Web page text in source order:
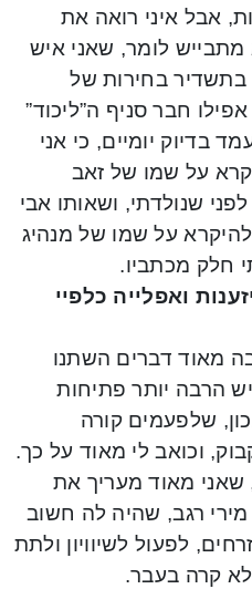
אבל איני רואה את
מתבייש לומר, שאני איש
בתשדיר בחירות של
92′. הייתי אפילו חבר סניף ה”ליכוד”
בדיוק יומיים, כי אני
על שמו של זאב
שנולדתי, ושאותו אבי
על שמו של מנהיג
חלק מכתביו.
ואפלייה כלפיי
מאוד דברים השתנו
הרבה יותר פתיחות
שלפעמים קורה
וכואב לי מאוד על כך.
שאני מאוד מעריך את
רגב, שהיה לה חשוב
לפעול לשיוויון ולתת
קרה בעבר.